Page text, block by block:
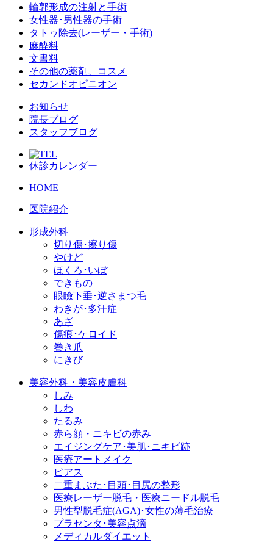
輪郭形成の注射と手術
女性器･男性器の手術
タトゥ除去(レーザー・手術)
麻酔料
文書料
その他の薬剤、コスメ
セカンドオピニオン
お知らせ
院長ブログ
スタッフブログ
休診カレンダー
HOME
医院紹介
形成外科
切り傷･擦り傷
やけど
ほくろ･いぼ
できもの
眼瞼下垂･逆さまつ毛
わきが･多汗症
あざ
傷痕･ケロイド
巻き爪
にきび
美容外科・美容皮膚科
しみ
しわ
たるみ
赤ら顔・ニキビの赤み
エイジングケア･美肌･ニキビ跡
医療アートメイク
ピアス
二重まぶた･目頭･目尻の整形
医療レーザー脱毛・医療ニードル脱毛
男性型脱毛症(AGA)･女性の薄毛治療
プラセンタ･美容点滴
メディカルダイエット